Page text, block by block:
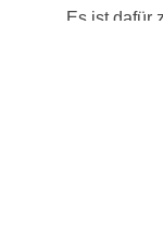
Es ist dafür